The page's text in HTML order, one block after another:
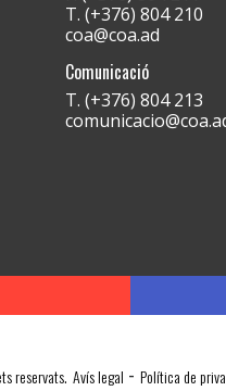
T. (+376) 804 210
coa@coa.ad
Comunicació
T. (+376) 804 213
reservats. Avís legal - Política de